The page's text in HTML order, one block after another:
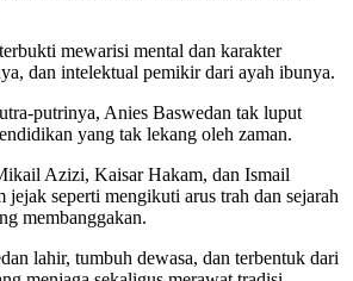
mewarisi mental dan karakter
dan intelektual pemikir dari ayah ibunya.
putrinya, Anies Baswedan tak luput
yang tak lekang oleh zaman.
Azizi, Kaisar Hakam, dan Ismail
seperti mengikuti arus trah dan sejarah
membanggakan.
lahir, tumbuh dewasa, dan terbentuk dari